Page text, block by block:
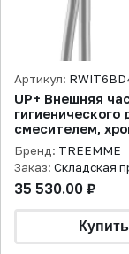
Артикул:
UP+ Внешняя
гигиенического
смесителем,
Бренд: TREEMME
Заказ: Складская
35 530.00 ₽